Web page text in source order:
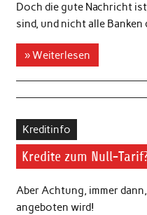
Doch die gute Nachricht
sind, und nicht alle
» Weiterlesen
Kreditinfo
Kredite zum Null-
Aber Achtung, immer
angeboten wird!